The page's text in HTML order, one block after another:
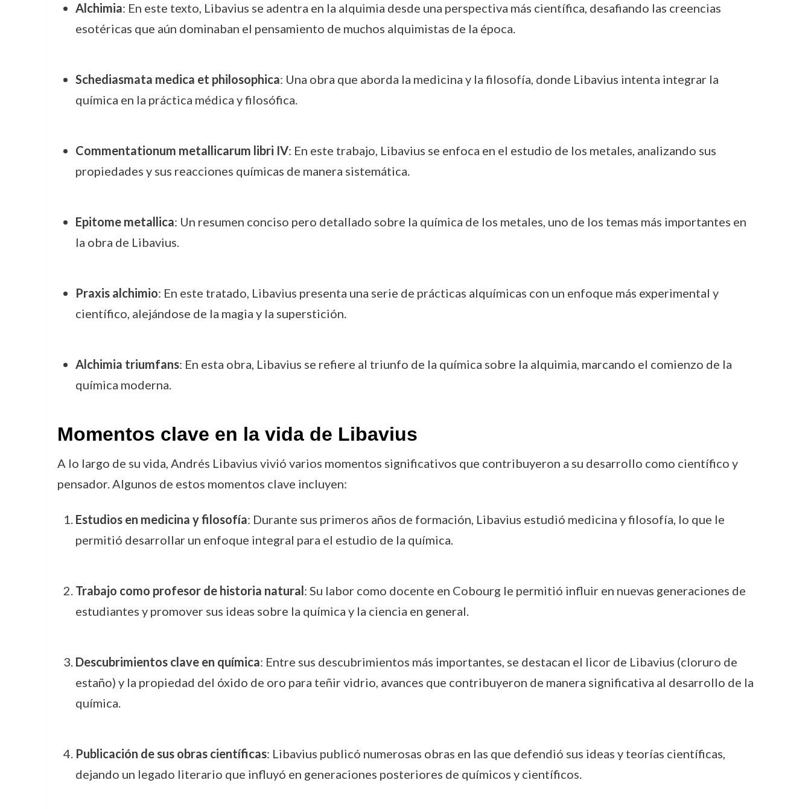
Alchimia: En este texto, Libavius se adentra en la alquimia desde una perspectiva más científica, desafiando las creencias
esotéricas que aún dominaban el pensamiento de muchos alquimistas de la época.
Schediasmata medica et philosophica: Una obra que aborda la medicina y la filosofía, donde Libavius intenta integrar la
química en la práctica médica y filosófica.
Commentationum metallicarum libri IV: En este trabajo, Libavius se enfoca en el estudio de los metales, analizando sus
propiedades y sus reacciones químicas de manera sistemática.
Epitome metallica: Un resumen conciso pero detallado sobre la química de los metales, uno de los temas más importantes en
la obra de Libavius.
Praxis alchimio: En este tratado, Libavius presenta una serie de prácticas alquímicas con un enfoque más experimental y
científico, alejándose de la magia y la superstición.
Alchimia triumfans: En esta obra, Libavius se refiere al triunfo de la química sobre la alquimia, marcando el comienzo de la
química moderna.
Momentos clave en la vida de Libavius
A lo largo de su vida, Andrés Libavius vivió varios momentos significativos que contribuyeron a su desarrollo como científico y
pensador. Algunos de estos momentos clave incluyen:
Estudios en medicina y filosofía: Durante sus primeros años de formación, Libavius estudió medicina y filosofía, lo que le
permitió desarrollar un enfoque integral para el estudio de la química.
Trabajo como profesor de historia natural: Su labor como docente en Cobourg le permitió influir en nuevas generaciones de
estudiantes y promover sus ideas sobre la química y la ciencia en general.
Descubrimientos clave en química: Entre sus descubrimientos más importantes, se destacan el licor de Libavius (cloruro de
estaño) y la propiedad del óxido de oro para teñir vidrio, avances que contribuyeron de manera significativa al desarrollo de la
química.
Publicación de sus obras científicas: Libavius publicó numerosas obras en las que defendió sus ideas y teorías científicas,
dejando un legado literario que influyó en generaciones posteriores de químicos y científicos.